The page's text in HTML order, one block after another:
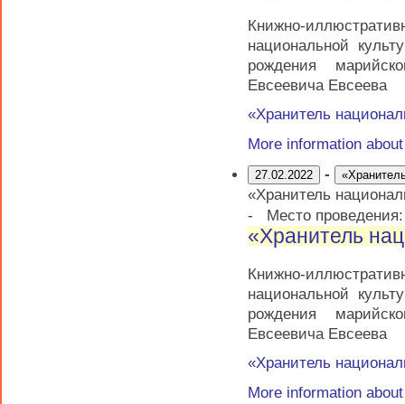
Книжно-
национальной
рождения
Евсеевича Евсеева
«Хранитель
More information
27.02.2022 -
«Хранитель
-
Место
«Хранитель
Книжно-
национальной
рождения
Евсеевича Евсеева
«Хранитель
More information